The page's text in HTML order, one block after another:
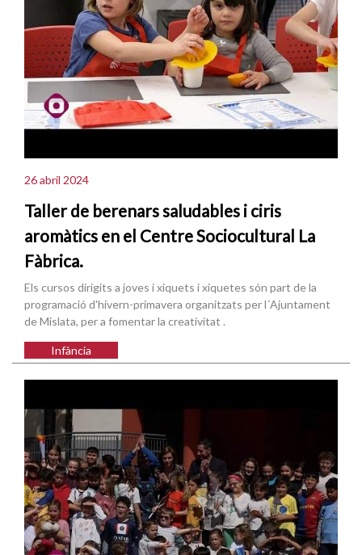
26 abril 2024
Taller de berenars saludables i ciris
aromàtics en el Centre Sociocultural La
Fàbrica.
Els cursos dirigits a joves i xiquets i xiquetes són part de la
programació d'hivern-primavera organitzats per l´Ajuntament
de Mislata, per a fomentar la creativitat .
Infància